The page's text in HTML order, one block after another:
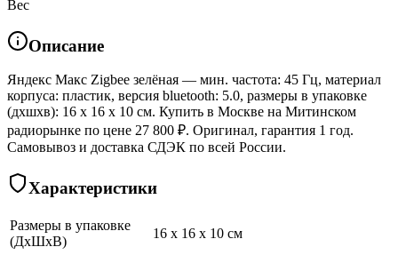
Вес
Описание
Яндекс Макс Zigbee зелёная — мин. частота: 45 Гц, материал
корпуса: пластик, версия bluetooth: 5.0, размеры в упаковке
(дхшхв): 16 x 16 x 10 см. Купить в Москве на Митинском
радиорынке по цене 27 800 ₽. Оригинал, гарантия 1 год.
Самовывоз и доставка СДЭК по всей России.
Характеристики
Размеры в упаковке
(ДхШхВ)
16 x 16 x 10 см